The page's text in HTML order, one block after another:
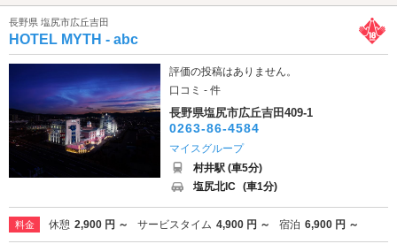
原氏の居城として築城されました。天守は江戸時代初期に建造された現存
天守のひとつとして国宝に指定され、城跡は国の史跡に指定されていま
す。松本城を中心に整備されたこちらの公園には、約300本の桜が植えられ
ており、春には多くの花見客で賑わいます。公園を散策したあとは、松本
美ヶ原温泉
」にも行ってみましょう。こちらは奈良時代
に開湯した歴史ある温泉街です。古くからの街並みが残るこの一角は、
『松本市景観百選』にも選ばれています。日帰り入浴を楽しめる温泉施設
も充実しているので、街を散策しながら湯めぐりを楽しんでみてください
ね♪観光・デートを満喫したらラブホテルでひと休み。松本エリアには約10
軒のラブホテルがあります。さっそくデートスポット周辺のホテルをチェ
ックしてみましょう。
長野県 塩尻市広丘吉田
HOTEL MYTH - abc
評価の投稿はありません。
口コミ - 件
長野県塩尻市広丘吉田409-1
0263-86-4584
マイスグループ
村井駅 (車5分)
塩尻北IC (車1分)
料金 休憩 2,900 円 ～ サービスタイム 4,900 円 ～ 宿泊 6,900 円 ～